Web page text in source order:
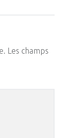
Les champs